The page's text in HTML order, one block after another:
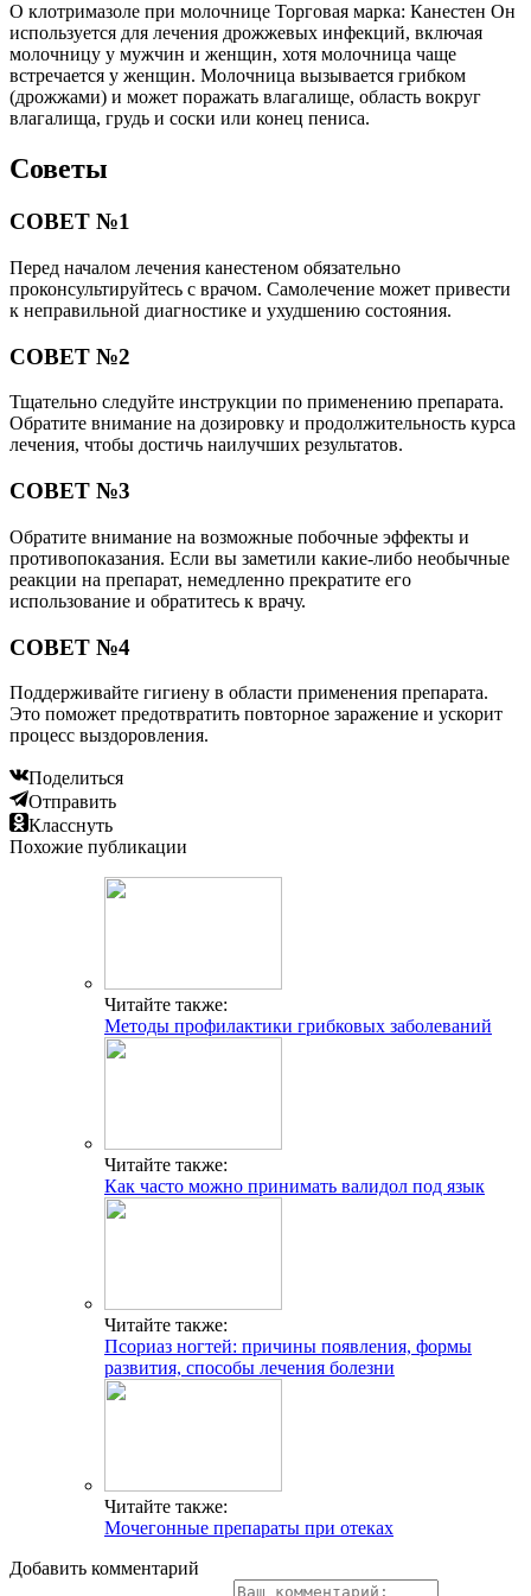
О клотримазоле при молочнице Торговая марка: Канестен Он
используется для лечения дрожжевых инфекций, включая
молочницу у мужчин и женщин, хотя молочница чаще
встречается у женщин. Молочница вызывается грибком
(дрожжами) и может поражать влагалище, область вокруг
влагалища, грудь и соски или конец пениса.
Советы
СОВЕТ №1
Перед началом лечения канестеном обязательно
проконсультируйтесь с врачом. Самолечение может привести
к неправильной диагностике и ухудшению состояния.
СОВЕТ №2
Тщательно следуйте инструкции по применению препарата.
Обратите внимание на дозировку и продолжительность курса
лечения, чтобы достичь наилучших результатов.
СОВЕТ №3
Обратите внимание на возможные побочные эффекты и
противопоказания. Если вы заметили какие-либо необычные
реакции на препарат, немедленно прекратите его
использование и обратитесь к врачу.
СОВЕТ №4
Поддерживайте гигиену в области применения препарата.
Это поможет предотвратить повторное заражение и ускорит
процесс выздоровления.
Поделиться
Отправить
Класснуть
Похожие публикации
Читайте также:
Методы профилактики грибковых заболеваний
Читайте также:
Как часто можно принимать валидол под язык
Читайте также:
Псориаз ногтей: причины появления, формы
развития, способы лечения болезни
Читайте также:
Мочегонные препараты при отеках
Добавить комментарий